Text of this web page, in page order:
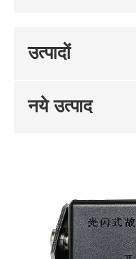
उत्पादों
नये उत्पाद